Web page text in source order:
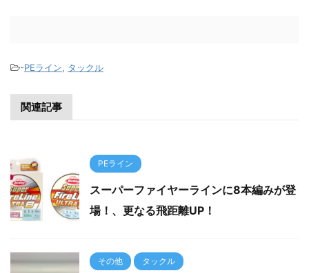
-PEライン, タックル
関連記事
PEライン
スーパーファイヤーラインに8本編みが登
場！、更なる飛距離UP！
その他 タックル